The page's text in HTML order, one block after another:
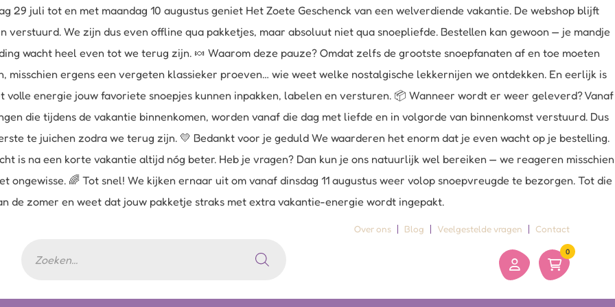
29 juli tot en met maandag 10 augustus geniet Het Zoete Geschenck van een welverdiende vakantie. De webshop blijft
We zijn dus even offline qua pakketjes, maar absoluut niet qua snoepliefde. Bestellen kan gewoon — je mandje
wacht heel even tot we terug zijn. 🍬 Waarom deze pauze? Omdat zelfs de grootste snoepfanaten af en toe moeten
misschien ergens een vergeten klassieker proeven… wie weet welke nostalgische lekkernijen we ontdekken. En eerlijk is
energie jouw favoriete snoepjes kunnen inpakken, labelen en versturen. 📦 Wanneer wordt er weer geleverd? Vanaf
die tijdens de vakantie binnenkomen, worden vanaf die dag met liefde en in volgorde van binnenkomst verstuurd. Dus
te juichen zodra we terug zijn. 💛 Bedankt voor je geduld We waarderen het enorm dat je even wacht op je bestelling.
is na een korte vakantie altijd nóg beter. Heb je vragen? Dan kun je ons natuurlijk wel bereiken — we reageren misschien
🌈 Tot snel! We kijken ernaar uit om vanaf dinsdag 11 augustus weer volop snoepvreugde te bezorgen. Tot die
de zomer en weet dat jouw pakketje straks met extra vakantie-energie wordt ingepakt.
zoeken
Over ons Blog Veelgestelde vragen Contact
0